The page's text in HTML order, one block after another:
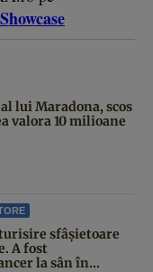
lui Maradona, scos
valora 10 milioane
sfâșietoare
A fost
la sân în...